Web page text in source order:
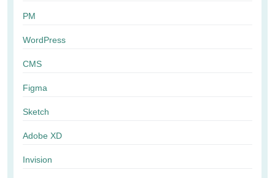
PM
WordPress
CMS
Figma
Sketch
Adobe XD
Invision